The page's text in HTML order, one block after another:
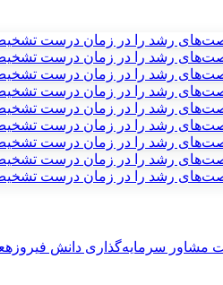
مشاور سرمایه‌گذاری دانش فیروزه